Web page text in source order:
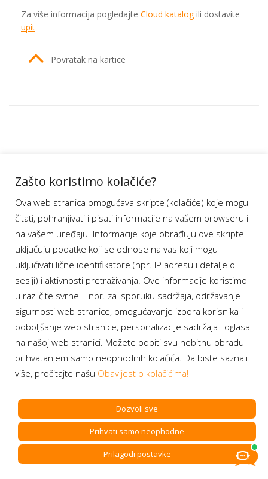
Za više informacija pogledajte Cloud katalogili dostavite
upit
Povratak na kartice
MANAGED
CLOUD
Managed Cloud
+
Usluga je namijenjena korisnicima koji imaju potrebu za
naprednim servisima i podrškom ili korisnicima koji žele da
im budu dostupni iskusni i profesionalni Tehnical lead
Zašto koristimo kolačiće?
Ova web stranica omogućava skripte (kolačiće) koje mogu
čitati, pohranjivati i pisati informacije na vašem browseru i
na vašem uređaju. Informacije koje obrađuju ove skripte
uključuju podatke koji se odnose na vas koji mogu
uključivati lične identifikatore (npr. IP adresu i detalje o
sesiji) i aktivnosti pretraživanja. Ove informacije koristimo
u različite svrhe – npr. za isporuku sadržaja, održavanje
sigurnosti web stranice, omogućavanje izbora korisnika i
poboljšanje web stranice, personalizacije sadržaja i oglasa
na našoj web stranici. Možete odbiti svu nebitnu obradu
prihvatanjem samo neophodnih kolačića. Da biste saznali
više, pročitajte našu Obavijest o kolačićima!
Dozvoli sve
Prihvati samo neophodne
Prilagodi postavke